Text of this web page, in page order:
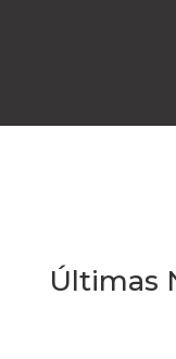
Últimas